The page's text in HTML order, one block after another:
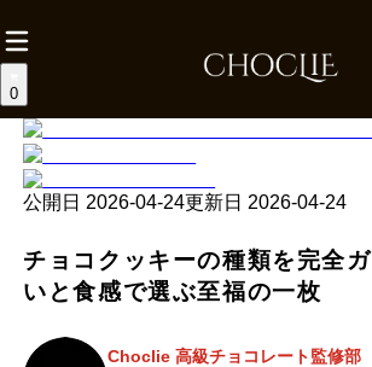
0
公開日 2026-04-24更新日 2026-04-24
チョコクッキーの種類を完全
いと食感で選ぶ至福の一枚
Choclie 高級チョコレート監修部